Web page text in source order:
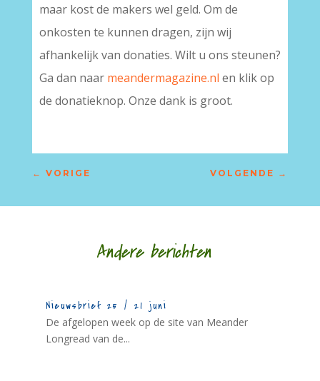
maar kost de makers wel geld. Om de
onkosten te kunnen dragen, zijn wij
afhankelijk van donaties. Wilt u ons steunen?
Ga dan naar meandermagazine.nl en klik op
de donatieknop. Onze dank is groot.
← VORIGE VOLGENDE →
Andere berichten
Nieuwsbrief 25 / 21 juni
De afgelopen week op de site van Meander
Longread van de...